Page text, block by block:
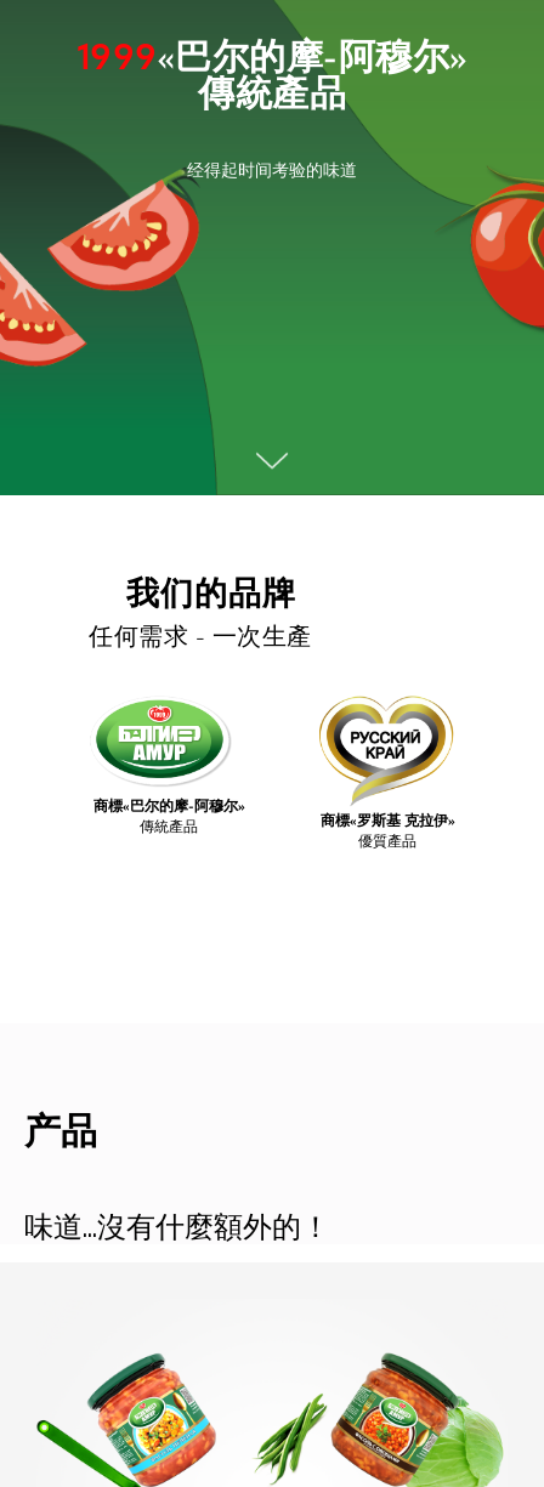
1999«巴尔的摩-阿穆尔»
傳統產品
经得起时间考验的味道
我们的品牌
任何需求 - 一次生產
商標«罗斯基 克拉伊»
優質產品
商標«巴尔的摩-阿穆尔»
傳統產品
产品
味道...沒有什麼額外的！